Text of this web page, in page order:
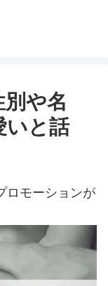
や名
いと話
ロモーションが